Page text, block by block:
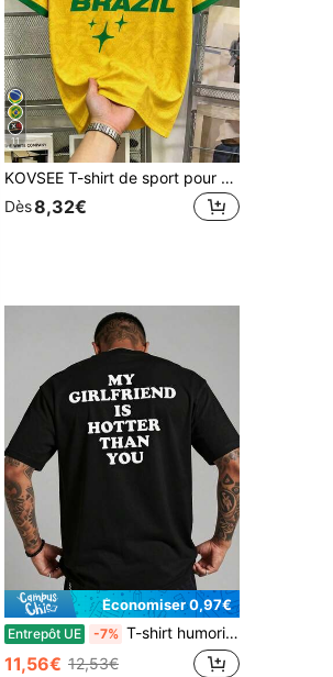
11
KOVSEE T-shirt de sport pour homme fan de football Brésil No. 10 avec imprimé cinq étoiles
Dès8,32€
Économiser 0,97€
Entrepôt UE -7% T-shirt humoristique pour hommes avec l'inscription "Ma copine est plus canon que toi" et un motif de pêcheur | Noir avec impression blanche, léger et respirant, coupe régulière, t-shirt décontracté pour la gym, les loisirs en plein air, déclaration humoristique, col ras-du-cou sport, manches courtes, convient pour toutes les saisons.
11,56€ 12,53€